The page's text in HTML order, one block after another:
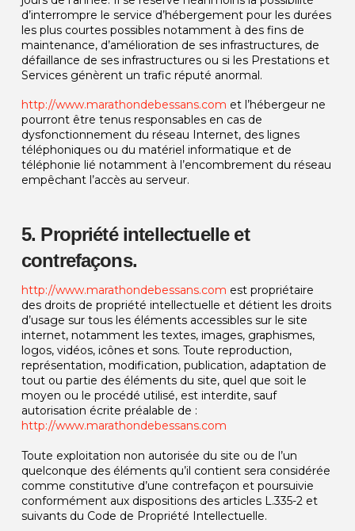
d’interrompre le service d’hébergement pour les durées
les plus courtes possibles notamment à des fins de
maintenance, d’amélioration de ses infrastructures, de
défaillance de ses infrastructures ou si les Prestations et
Services génèrent un trafic réputé anormal.
http://www.marathondebessans.com et l’hébergeur ne
pourront être tenus responsables en cas de
dysfonctionnement du réseau Internet, des lignes
téléphoniques ou du matériel informatique et de
téléphonie lié notamment à l’encombrement du réseau
empêchant l’accès au serveur.
5. Propriété intellectuelle et
contrefaçons.
http://www.marathondebessans.com est propriétaire
des droits de propriété intellectuelle et détient les droits
d’usage sur tous les éléments accessibles sur le site
internet, notamment les textes, images, graphismes,
logos, vidéos, icônes et sons. Toute reproduction,
représentation, modification, publication, adaptation de
tout ou partie des éléments du site, quel que soit le
moyen ou le procédé utilisé, est interdite, sauf
autorisation écrite préalable de :
http://www.marathondebessans.com
Toute exploitation non autorisée du site ou de l’un
quelconque des éléments qu’il contient sera considérée
comme constitutive d’une contrefaçon et poursuivie
conformément aux dispositions des articles L.335-2 et
suivants du Code de Propriété Intellectuelle.